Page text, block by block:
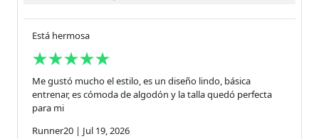
Está hermosa
Me gustó mucho el estilo, es un diseño lindo, básica
entrenar, es cómoda de algodón y la talla quedó perfecta
para mi
Runner20 | Jul 19, 2026